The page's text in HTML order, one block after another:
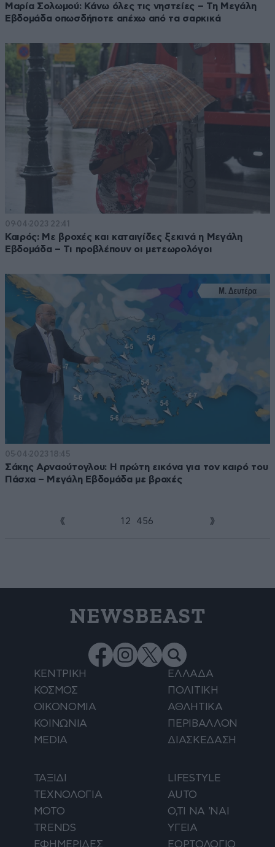
Μαρία Σολωμού: Κάνω όλες τις νηστείες – Τη Μεγάλη
Εβδομάδα οπωσδήποτε απέχω από τα σαρκικά
09·04·2023 22:41
Καιρός: Με βροχές και καταιγίδες ξεκινά η Μεγάλη
Εβδομάδα – Τι προβλέπουν οι μετεωρολόγοι
05·04·2023 18:45
Σάκης Αρναούτογλου: Η πρώτη εικόνα για τον καιρό του
Πάσχα – Μεγάλη Εβδομάδα με βροχές
1 2 4 56
NEWSBEAST
ΚΕΝΤΡΙΚΗ
ΕΛΛΑΔΑ
ΚΟΣΜΟΣ
ΠΟΛΙΤΙΚΗ
ΟΙΚΟΝΟΜΙΑ
ΑΘΛΗΤΙΚΑ
ΚΟΙΝΩΝΙΑ
ΠΕΡΙΒΑΛΛΟΝ
MEDIA
ΔΙΑΣΚΕΔΑΣΗ
ΤΑΞΙΔΙ
LIFESTYLE
ΤΕΧΝΟΛΟΓΙΑ
AUTO
ΜΟΤΟ
Ο,ΤΙ ΝΑ 'ΝΑΙ
TRENDS
ΥΓΕΙΑ
ΕΦΗΜΕΡΙΔΕΣ
ΕΟΡΤΟΛΟΓΙΟ